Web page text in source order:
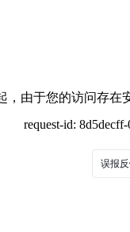
，由于您的访问存在
request-id:
误报